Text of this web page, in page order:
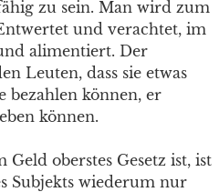
zu sein. Man wird zum
und verachtet, im
alimentiert. Der
Leuten, dass sie etwas
bezahlen können, er
können.
oberstes Gesetz ist, ist
Subjekts wiederum nur